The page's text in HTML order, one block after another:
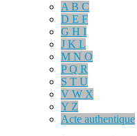
A B C
D E F
G H I
J K L
M N O
P Q R
S T U
V W X
Y Z
Acte authentique